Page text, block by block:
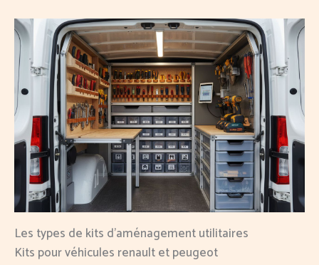
Les types de kits d’aménagement utilitaires
Kits pour véhicules renault et peugeot